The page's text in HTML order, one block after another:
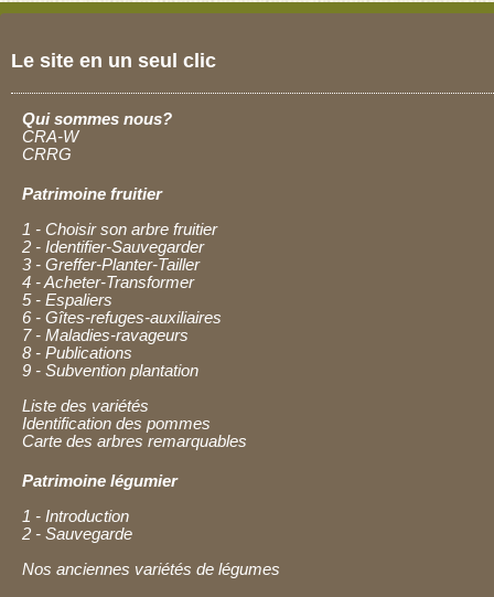
Le site en un seul clic
Qui sommes nous?
CRA-W
CRRG
Patrimoine fruitier
1 - Choisir son arbre fruitier
2 - Identifier-Sauvegarder
3 - Greffer-Planter-Tailler
4 - Acheter-Transformer
5 - Espaliers
6 - Gîtes-refuges-auxiliaires
7 - Maladies-ravageurs
8 - Publications
9 - Subvention plantation
Liste des variétés
Identification des pommes
Carte des arbres remarquables
Patrimoine légumier
1 - Introduction
2 - Sauvegarde
Nos anciennes variétés de légumes